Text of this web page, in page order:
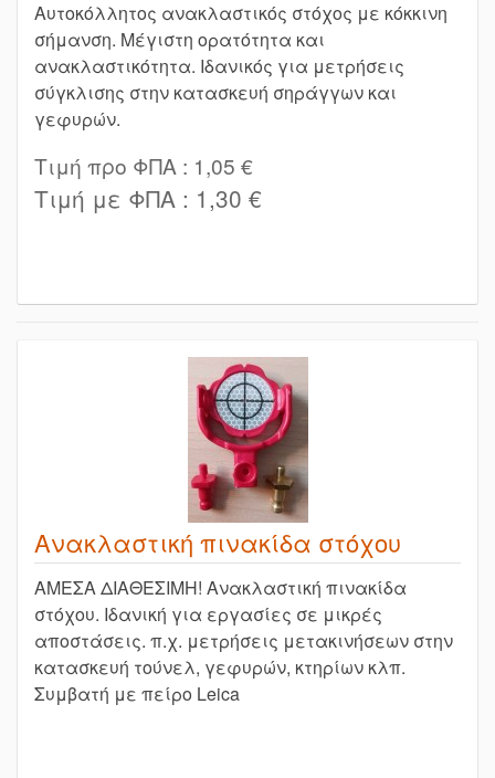
Αυτοκόλλητος ανακλαστικός στόχος με κόκκινη
σήμανση. Μέγιστη ορατότητα και
ανακλαστικότητα. Ιδανικός για μετρήσεις
σύγκλισης στην κατασκευή σηράγγων και
γεφυρών.
Τιμή προ ΦΠΑ : 1,05 €
Τιμή με ΦΠΑ : 1,30 €
Ανακλαστική πινακίδα στόχου
ΑΜΕΣΑ ΔΙΑΘΕΣΙΜΗ! Ανακλαστική πινακίδα
στόχου. Ιδανική για εργασίες σε μικρές
αποστάσεις. π.χ. μετρήσεις μετακινήσεων στην
κατασκευή τούνελ, γεφυρών, κτηρίων κλπ.
Συμβατή με πείρο Leica